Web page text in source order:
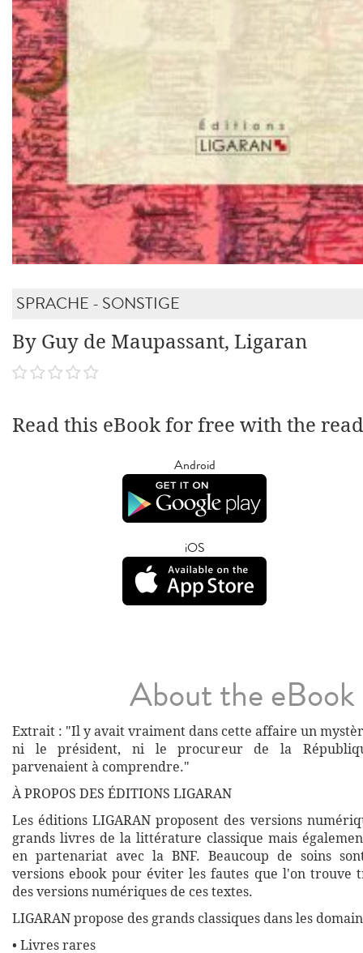
SPRACHE - SONSTIGE
By Guy de Maupassant, Ligaran
Read this eBook for free with the
Android
iOS
About the eBook
Extrait : "Il y avait vraiment dans cette affaire un
ni le président, ni le procureur de la
parvenaient à comprendre."
À PROPOS DES ÉDITIONS LIGARAN
Les éditions LIGARAN proposent des versions
grands livres de la littérature classique mais
en partenariat avec la BNF. Beaucoup de soins
versions ebook pour éviter les fautes que l'on trouve
des versions numériques de ces textes.
LIGARAN propose des grands classiques dans les
• Livres rares